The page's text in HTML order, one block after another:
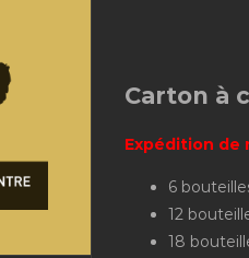
Carton à
Expédition de
6
12
18